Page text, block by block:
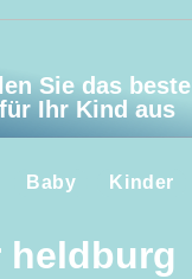
Sie das beste
Ihr Kind aus
Baby Kinder
heldburg